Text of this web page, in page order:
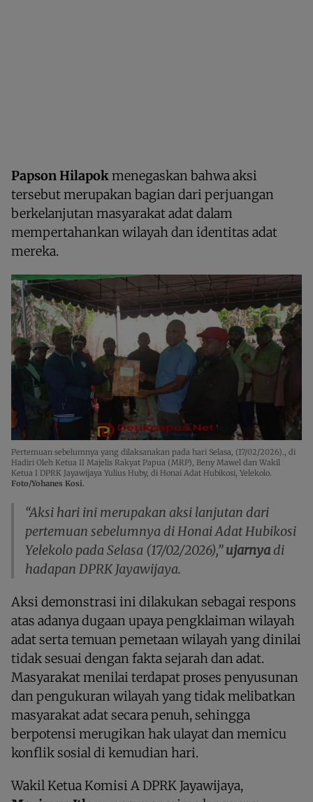
Papson Hilapokmenegaskan bahwa aksi
tersebut merupakan bagian dari perjuangan
berkelanjutan masyarakat adat dalam
mempertahankan wilayah dan identitas adat
mereka.
Pertemuan sebelumnya yang dilaksanakan pada hari Selasa, (17/02/2026)., di
Hadiri Oleh Ketua II Majelis Rakyat Papua (MRP), Beny Mawel dan Wakil
Ketua I DPRK Jayawijaya Yulius Huby, di Honai Adat Hubikosi, Yelekolo.
Foto/Yohanes Kosi.
“Aksi hari ini merupakan aksi lanjutan dari
pertemuan sebelumnya di Honai Adat Hubikosi
Yelekolo pada Selasa (17/02/2026),”ujarnyadi
hadapan DPRK Jayawijaya.
Aksi demonstrasi ini dilakukan sebagai respons
atas adanya dugaan upaya pengklaiman wilayah
adat serta temuan pemetaan wilayah yang dinilai
tidak sesuai dengan fakta sejarah dan adat.
Masyarakat menilai terdapat proses penyusunan
dan pengukuran wilayah yang tidak melibatkan
masyarakat adat secara penuh, sehingga
berpotensi merugikan hak ulayat dan memicu
konflik sosial di kemudian hari.
Wakil Ketua Komisi A DPRK Jayawijaya,